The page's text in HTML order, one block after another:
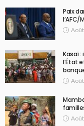
Paix
l’AFC/
Kasaï
l’État